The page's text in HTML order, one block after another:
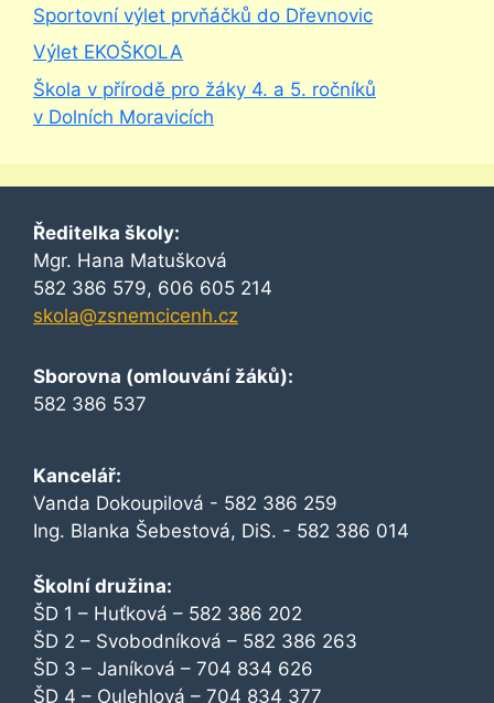
Sportovní výlet prvňáčků do Dřevnovic
Výlet EKOŠKOLA
Škola v přírodě pro žáky 4. a 5. ročníků
v Dolních Moravicích
Ředitelka školy:
Mgr. Hana Matušková
582 386 579, 606 605 214
skola@zsnemcicenh.cz
Sborovna (omlouvání žáků):
582 386 537
Kancelář:
Vanda Dokoupilová - 582 386 259
Ing. Blanka Šebestová, DiS. - 582 386 014
Školní družina:
ŠD 1 – Huťková – 582 386 202
ŠD 2 – Svobodníková – 582 386 263
ŠD 3 – Janíková – 704 834 626
ŠD 4 – Oulehlová – 704 834 377